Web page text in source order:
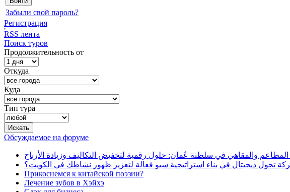
Забыли свой пароль?
Регистрация
RSS лента
Поиск туров
Продолжительность от
Откуда
Куда
Тип тура
Обсуждаемое на форуме
المطاعم والمقاهي في سلطنة عُمان: حلول رقمية لتخفيض التكاليف وزيادة الأرباح
تحول ديجيتال في بناء استراتيجية سيو فعالة لتعزيز ظهور نشاطك في الكويت؟
Прикоснемся к китайской поэзии?
Лечение зубов в Хэйхэ